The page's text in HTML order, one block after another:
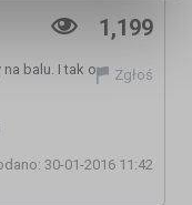
1,199
Zgłoś
balu. I tak o
30-01-2016 11:42